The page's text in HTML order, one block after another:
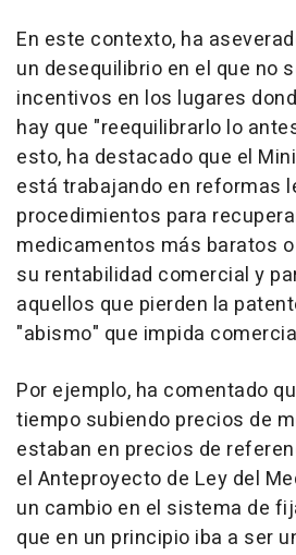
En este contexto, ha
un desequilibrio en el que no
incentivos en los lugares
hay que "reequilibrarlo lo
esto, ha destacado que el
está trabajando en reformas
procedimientos para
medicamentos más baratos
su rentabilidad comercial y
aquellos que pierden la
"abismo" que impida
Por ejemplo, ha comentado
tiempo subiendo precios de
estaban en precios de
el Anteproyecto de Ley del
un cambio en el sistema de
que en un principio iba a ser